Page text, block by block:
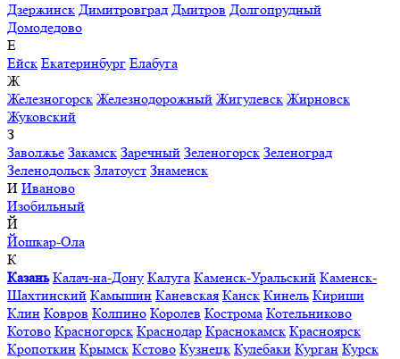
Дзержинск Димитровград Дмитров Долгопрудный
Домодедово
Е
Ейск Екатеринбург Елабуга
Ж
Железногорск Железнодорожный Жигулевск Жирновск
Жуковский
З
Заволжье Закамск Заречный Зеленогорск Зеленоград
Зеленодольск Златоуст Знаменск
И Иваново
Изобильный
Й
Йошкар-Ола
К
Казань Калач-на-Дону Калуга Каменск-Уральский Каменск-
Шахтинский Камышин Каневская Канск Кинель Кириши
Клин Ковров Колпино Королев Кострома Котельниково
Котово Красногорск Краснодар Краснокамск Красноярск
Кропоткин Крымск Кстово Кузнецк Кулебаки Курган Курск